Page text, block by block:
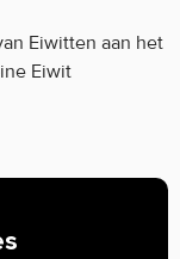
Eiwitten aan het
Eiwit